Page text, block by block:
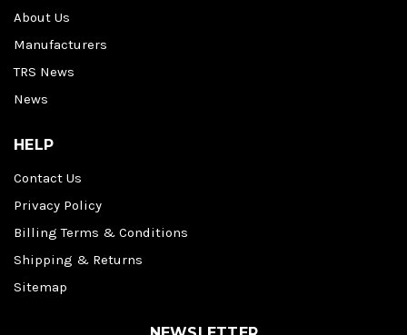
About Us
Manufacturers
TRS News
News
HELP
Contact Us
Privacy Policy
Billing Terms & Conditions
Shipping & Returns
Sitemap